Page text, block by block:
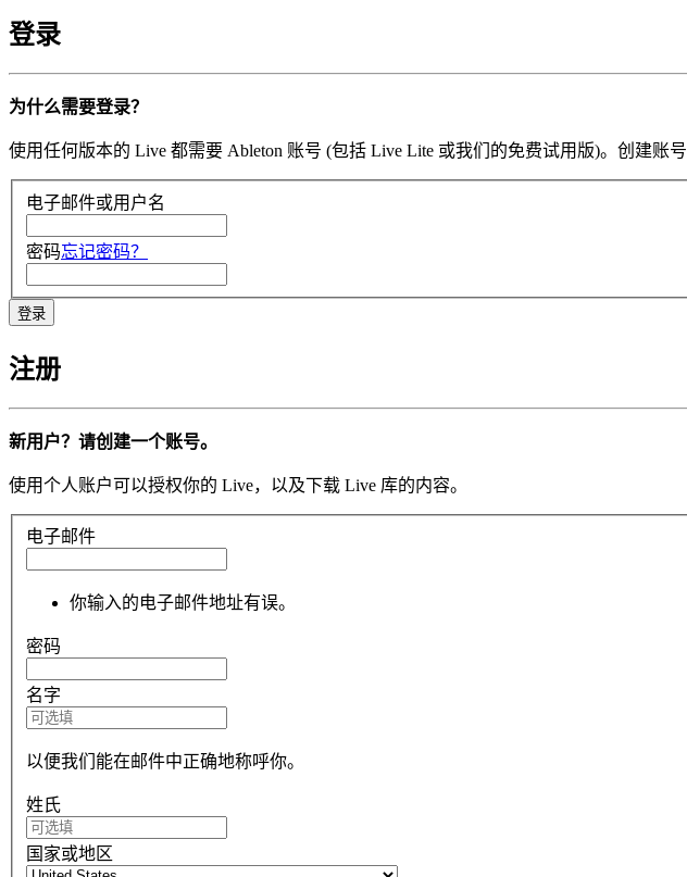
登录
为什么需要登录？
使用任何版本的 Live 都需要 Ableton 账号 (包括 Live Lite 或我们的免费试用版)。创建账
电子邮件或用户名
密码忘记密码？
注册
新用户？请创建一个账号。
使用个人账户可以授权你的 Live，以及下载 Live 库的内容。
电子邮件
你输入的电子邮件地址有误。
密码
名字
以便我们能在邮件中正确地称呼你。
姓氏
国家或地区